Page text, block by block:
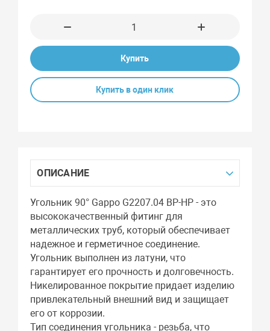
Купить
Купить в один клик
ОПИСАНИЕ
Угольник 90° Gappo G2207.04 ВР-НР - это
высококачественный фитинг для
металлических труб, который обеспечивает
надежное и герметичное соединение.
Угольник выполнен из латуни, что
гарантирует его прочность и долговечность.
Никелированное покрытие придает изделию
привлекательный внешний вид и защищает
его от коррозии.
Тип соединения угольника - резьба, что